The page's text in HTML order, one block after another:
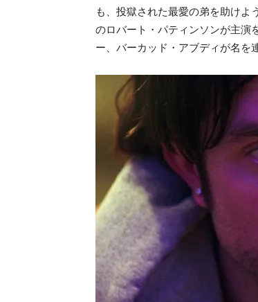
も、投獄された最愛の弟を助けよ
のロバート・パティンソンが主演
ー、バーカッド・アブディが名を